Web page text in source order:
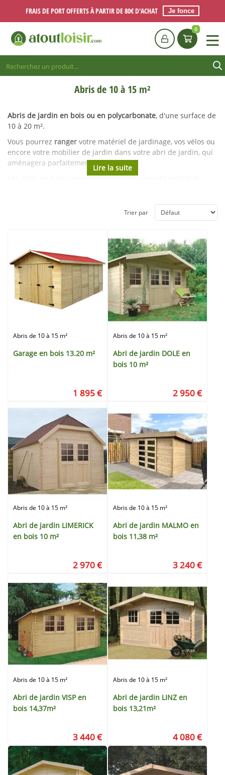
Abris de 10 à 15 m²
Abris de jardin en bois ou en polycarbonate, d'une surface de
10 à 20 m².
Vous pourrez ranger votre matériel de jardinage, vos vélos ou
encore votre mobilier de jardin dans votre abri de jardin, qui
aménagera parfaitement votre jardin.
Les abris en bois comportent tous une sécurité enfant et
Trier par
Abris de 10 à 15 m²
Garage en bois 13.20 m²
1 895 €
Abris de 10 à 15 m²
Abri de jardin DOLE en
bois 10 m²
2 950 €
Abris de 10 à 15 m²
Abri de jardin LIMERICK
en bois 10 m²
2 970 €
Abris de 10 à 15 m²
Abri de jardin MALMO en
bois 11,38 m²
3 240 €
Abris de 10 à 15 m²
Abri de jardin VISP en
bois 14,37m²
3 440 €
Abris de 10 à 15 m²
Abri de jardin LINZ en
bois 13,21m²
4 080 €
FRAIS DE PORT OFFERTS À PARTIR DE 80€ D'ACHAT Je fonce
0